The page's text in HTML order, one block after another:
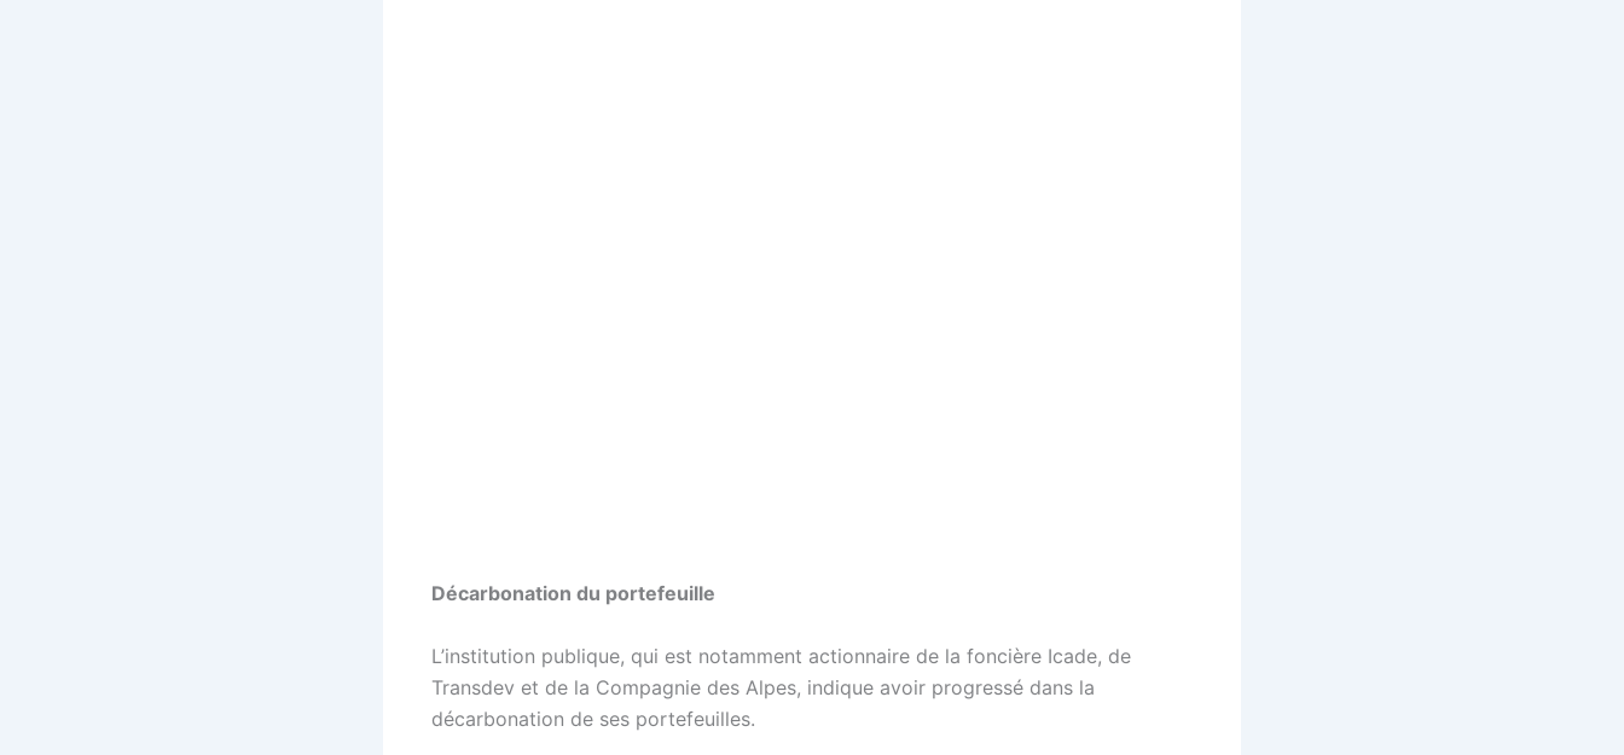
Décarbonation du portefeuille
L’institution publique, qui est notamment actionnaire de la foncière Icade, de
Transdev et de la Compagnie des Alpes, indique avoir progressé dans la
décarbonation de ses portefeuilles.